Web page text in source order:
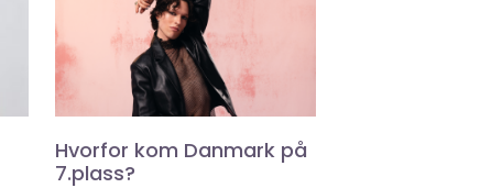
Hvorfor kom Danmark på
7.plass?